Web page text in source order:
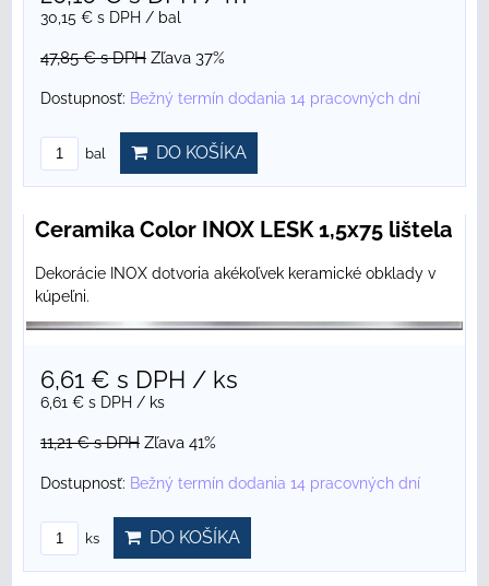
30,15 € s DPH / bal
47,85 €s DPH Zľava 37%
Dostupnosť: Bežný termín dodania 14 pracovných dní
bal DO KOŠÍKA
Ceramika Color INOX LESK 1,5x75 lištela
Dekorácie INOX dotvoria akékoľvek keramické obklady v
kúpeľni.
6,61 € s DPH / ks
6,61 € s DPH / ks
11,21 €s DPH Zľava 41%
Dostupnosť: Bežný termín dodania 14 pracovných dní
ks DO KOŠÍKA